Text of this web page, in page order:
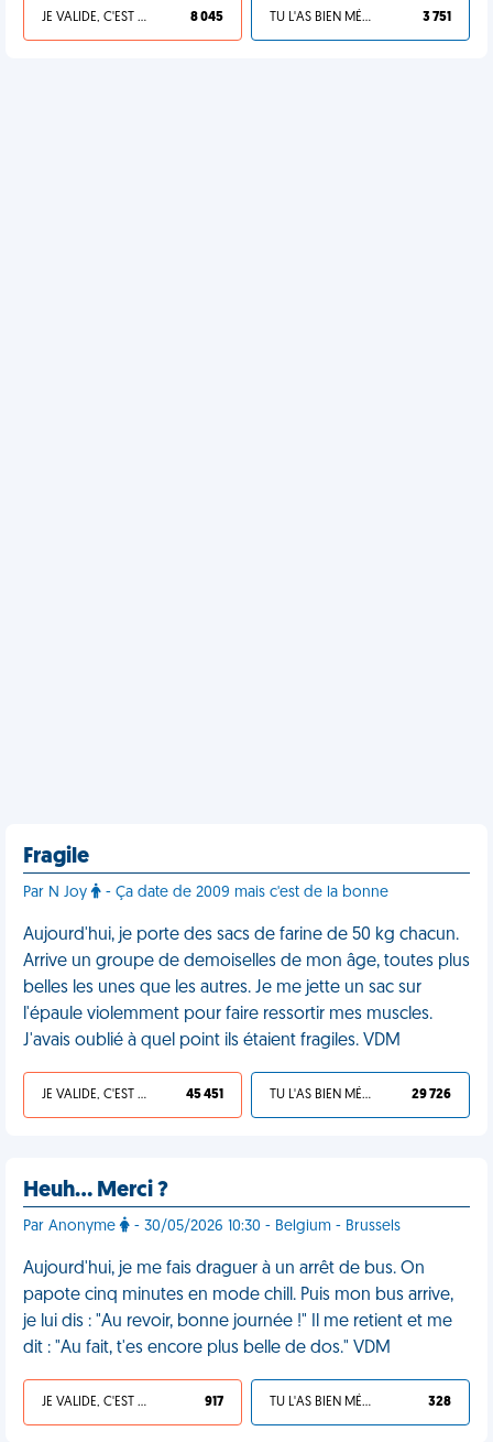
JE VALIDE, C'EST UNE VDM 8 045 TU L'AS BIEN MÉRITÉ 3 751
Fragile
Par N Joy - Ça date de 2009 mais c'est de la bonne
Aujourd'hui, je porte des sacs de farine de 50 kg chacun.
Arrive un groupe de demoiselles de mon âge, toutes plus
belles les unes que les autres. Je me jette un sac sur
l'épaule violemment pour faire ressortir mes muscles.
J'avais oublié à quel point ils étaient fragiles. VDM
JE VALIDE, C'EST UNE VDM 45 451 TU L'AS BIEN MÉRITÉ 29 726
Heuh… Merci ?
Par Anonyme - 30/05/2026 10:30 - Belgium - Brussels
Aujourd'hui, je me fais draguer à un arrêt de bus. On
papote cinq minutes en mode chill. Puis mon bus arrive,
je lui dis : "Au revoir, bonne journée !" Il me retient et me
dit : "Au fait, t'es encore plus belle de dos." VDM
JE VALIDE, C'EST UNE VDM 917 TU L'AS BIEN MÉRITÉ 328